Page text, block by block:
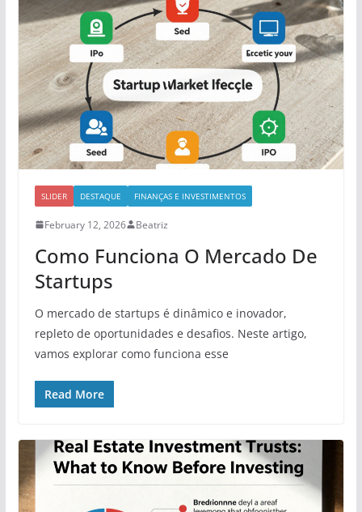
SLIDER DESTAQUE FINANÇAS E INVESTIMENTOS
February 12, 2026 Beatriz
Como Funciona O Mercado De
Startups
O mercado de startups é dinâmico e inovador,
repleto de oportunidades e desafios. Neste artigo,
vamos explorar como funciona esse
Read More